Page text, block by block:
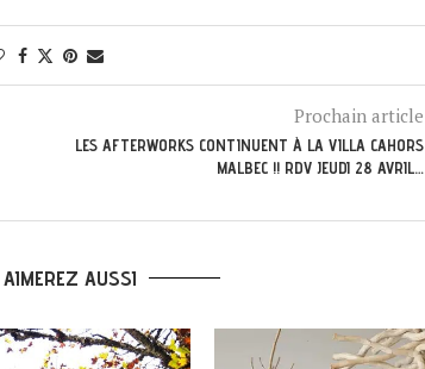
Prochain article
LES AFTERWORKS CONTINUENT À LA VILLA CAHORS
MALBEC !! RDV JEUDI 28 AVRIL…
AUSSI